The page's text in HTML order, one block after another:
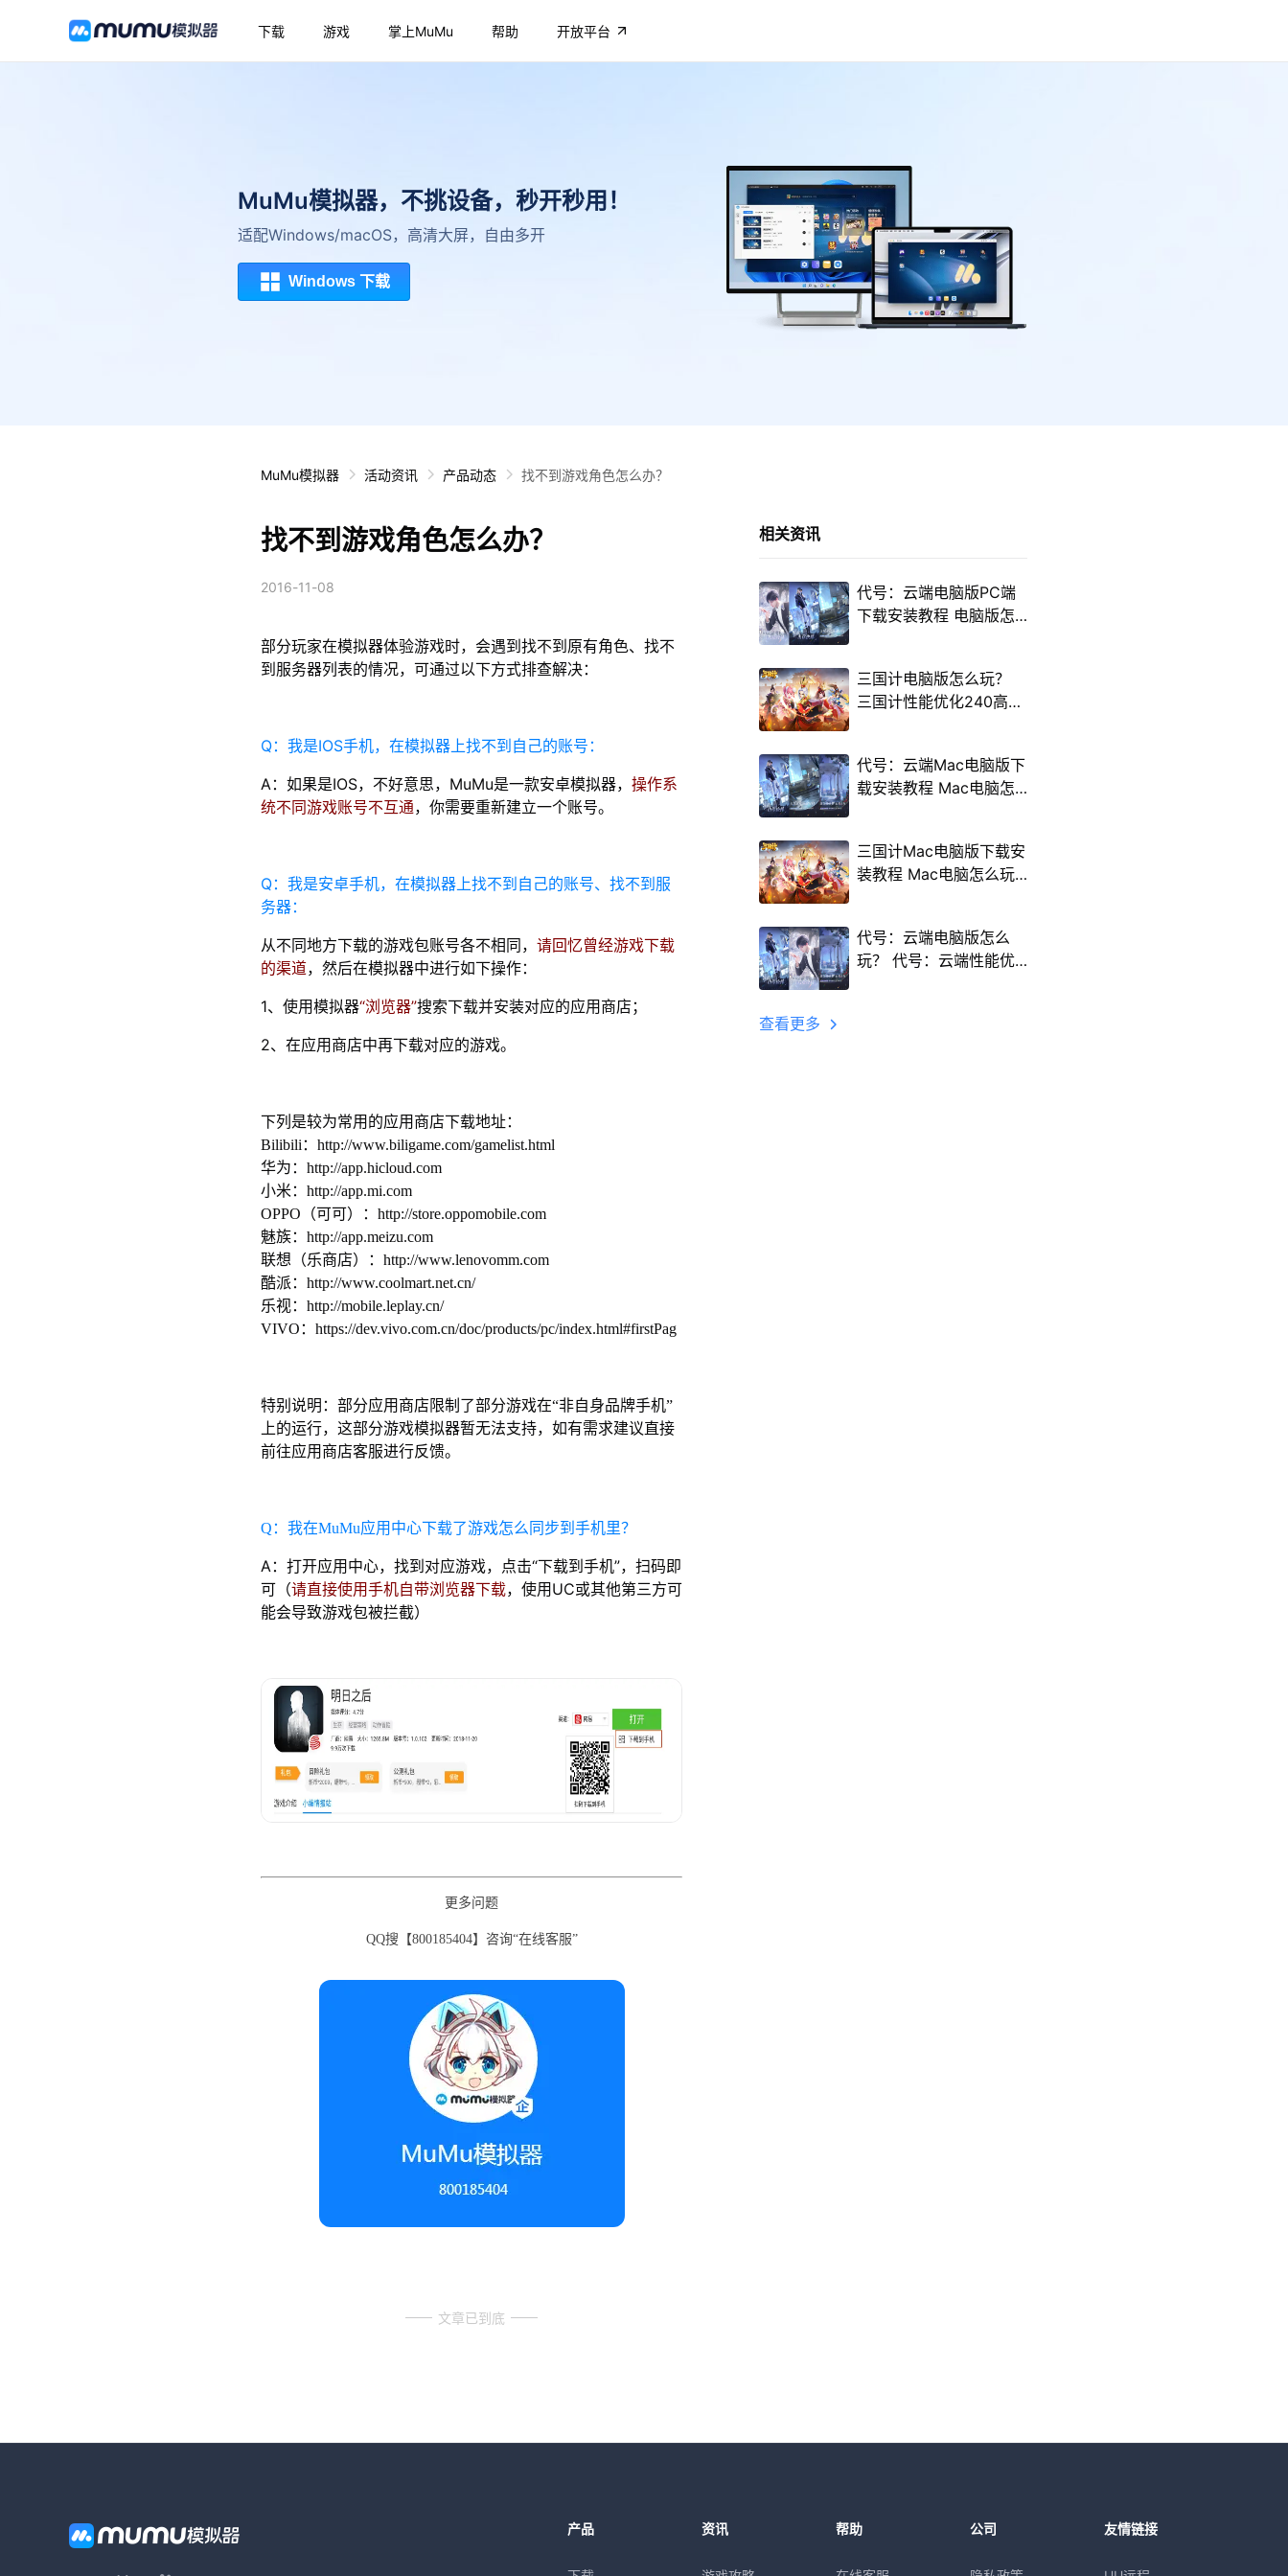
下载 游戏 掌上MuMu 帮助 开放平台
MuMu模拟器，不挑设备，秒开秒用！
适配Windows/macOS，高清大屏，自由多开
Windows 下载
MuMu模拟器 活动资讯 产品动态 找不到游戏角色怎么办？
找不到游戏角色怎么办？
2016-11-08
部分玩家在模拟器体验游戏时，会遇到找不到原有角色、找不
到服务器列表的情况，可通过以下方式排查解决：
Q：我是IOS手机，在模拟器上找不到自己的账号：
A：如果是IOS，不好意思，MuMu是一款安卓模拟器， 操作系
统不同游戏账号不互通，你需要重新建立一个账号。
Q：我是安卓手机，在模拟器上找不到自己的账号、找不到服
务器：
从不同地方下载的游戏包账号各不相同， 请回忆曾经游戏下载
的渠道，然后在模拟器中进行如下操作：
1、使用模拟器“浏览器”搜索下载并安装对应的应用商店；
2、在应用商店中再下载对应的游戏。
下列是较为常用的应用商店下载地址：
Bilibili：http://www.biligame.com/gamelist.html
华为：http://app.hicloud.com
小米：http://app.mi.com
OPPO（可可）：http://store.oppomobile.com
魅族：http://app.meizu.com
联想（乐商店）：http://www.lenovomm.com
酷派：http://www.coolmart.net.cn/
乐视：http://mobile.leplay.cn/
VIVO：https://dev.vivo.com.cn/doc/products/pc/index.html#firstPag
特别说明：部分应用商店限制了部分游戏在“非自身品牌手机”
上的运行，这部分游戏模拟器暂无法支持，如有需求建议直接
前往应用商店客服进行反馈。
Q：我在MuMu应用中心下载了游戏怎么同步到手机里？
A：打开应用中心，找到对应游戏，点击“下载到手机”，扫码即
可（请直接使用手机自带浏览器下载，使用UC或其他第三方可
能会导致游戏包被拦截）
更多问题
QQ搜【800185404】咨询“在线客服”
文章已到底
相关资讯
代号：云端电脑版PC端
下载安装教程 电脑版怎
三国计电脑版怎么玩？
三国计性能优化240高帧
代号：云端Mac电脑版下
载安装教程 Mac电脑怎
三国计Mac电脑版下载安
装教程 Mac电脑怎么玩
代号：云端电脑版怎么
玩？ 代号：云端性能优
查看更多
产品 资讯 帮助 公司 友情链接